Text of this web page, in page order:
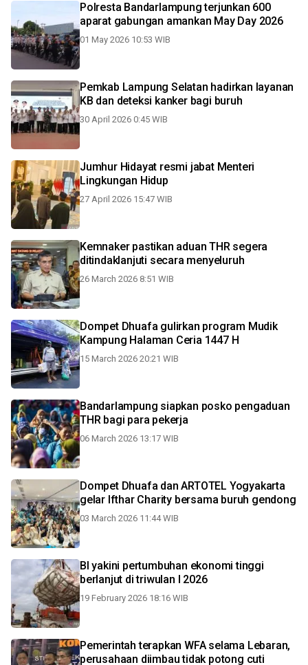
Polresta Bandarlampung terjunkan 600
aparat gabungan amankan May Day 2026
01 May 2026 10:53 WIB
Pemkab Lampung Selatan hadirkan layanan
KB dan deteksi kanker bagi buruh
30 April 2026 0:45 WIB
Jumhur Hidayat resmi jabat Menteri
Lingkungan Hidup
27 April 2026 15:47 WIB
Kemnaker pastikan aduan THR segera
ditindaklanjuti secara menyeluruh
26 March 2026 8:51 WIB
Dompet Dhuafa gulirkan program Mudik
Kampung Halaman Ceria 1447 H
15 March 2026 20:21 WIB
Bandarlampung siapkan posko pengaduan
THR bagi para pekerja
06 March 2026 13:17 WIB
Dompet Dhuafa dan ARTOTEL Yogyakarta
gelar Ifthar Charity bersama buruh gendong
03 March 2026 11:44 WIB
BI yakini pertumbuhan ekonomi tinggi
berlanjut di triwulan I 2026
19 February 2026 18:16 WIB
Pemerintah terapkan WFA selama Lebaran,
perusahaan diimbau tidak potong cuti